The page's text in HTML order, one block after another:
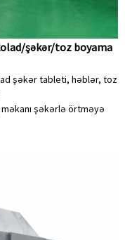
şəkər/toz boyama
şəkər tableti, həblər, toz
şəkərlə örtməyə